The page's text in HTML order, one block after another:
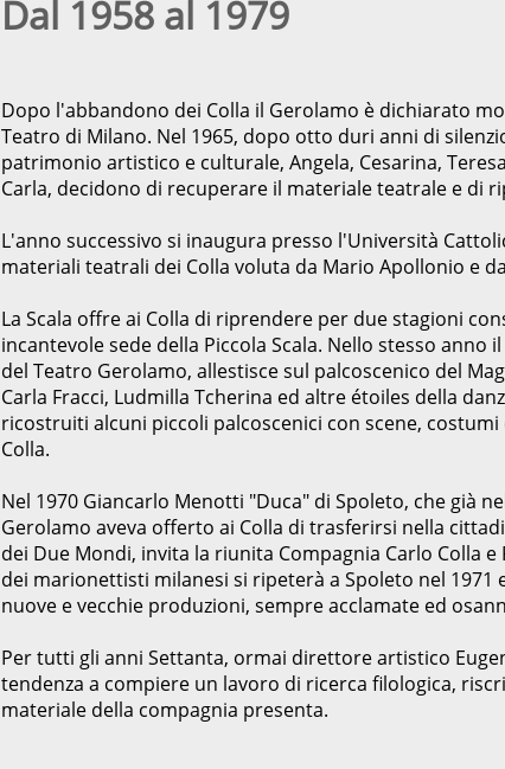
Dal 1958 al 1979
Dopo l'abbandono dei Colla il Gerolamo è dichiarato
Teatro di Milano. Nel 1965, dopo otto duri anni di
patrimonio artistico e culturale, Angela, Cesarina,
Carla, decidono di recuperare il materiale teatrale e di
L'anno successivo si inaugura presso l'Università
materiali teatrali dei Colla voluta da Mario Apollonio e
La Scala offre ai Colla di riprendere per due stagioni
incantevole sede della Piccola Scala. Nello stesso
del Teatro Gerolamo, allestisce sul palcoscenico del
Carla Fracci, Ludmilla Tcherina ed altre étoiles della
ricostruiti alcuni piccoli palcoscenici con scene,
Colla.
Nel 1970 Giancarlo Menotti "Duca" di Spoleto, che già
Gerolamo aveva offerto ai Colla di trasferirsi nella
dei Due Mondi, invita la riunita Compagnia Carlo Colla
dei marionettisti milanesi si ripeterà a Spoleto nel 1971
nuove e vecchie produzioni, sempre acclamate ed
Per tutti gli anni Settanta, ormai direttore artistico
tendenza a compiere un lavoro di ricerca filologica,
materiale della compagnia presenta.